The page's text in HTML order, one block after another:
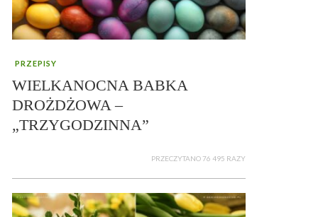
PRZEPISY
WIELKANOCNA BABKA
DROŻDŻOWA –
„TRZYGODZINNA”
PRZECZYTANO 76 495 RAZY